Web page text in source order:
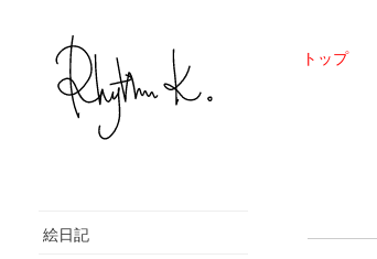
トップ
絵日記